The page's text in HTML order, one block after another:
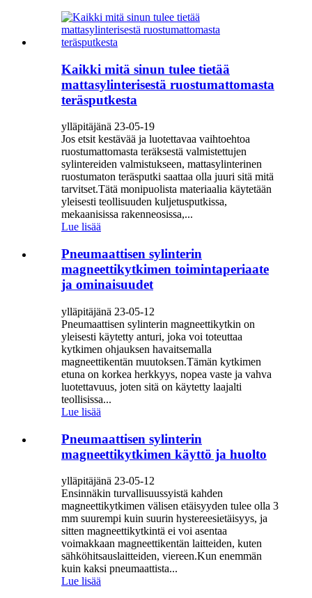
Kaikki mitä sinun tulee tietää
mattasylinterisestä ruostumattomasta
teräsputkesta
ylläpitäjänä 23-05-19
Jos etsit kestävää ja luotettavaa vaihtoehtoa
ruostumattomasta teräksestä valmistettujen
sylintereiden valmistukseen, mattasylinterinen
ruostumaton teräsputki saattaa olla juuri sitä mitä
tarvitset.Tätä monipuolista materiaalia käytetään
yleisesti teollisuuden kuljetusputkissa,
mekaanisissa rakenneosissa,...
Lue lisää
Pneumaattisen sylinterin
magneettikytkimen toimintaperiaate
ja ominaisuudet
ylläpitäjänä 23-05-12
Pneumaattisen sylinterin magneettikytkin on
yleisesti käytetty anturi, joka voi toteuttaa
kytkimen ohjauksen havaitsemalla
magneettikentän muutoksen.Tämän kytkimen
etuna on korkea herkkyys, nopea vaste ja vahva
luotettavuus, joten sitä on käytetty laajalti
teollisissa...
Lue lisää
Pneumaattisen sylinterin
magneettikytkimen käyttö ja huolto
ylläpitäjänä 23-05-12
Ensinnäkin turvallisuussyistä kahden
magneettikytkimen välisen etäisyyden tulee olla 3
mm suurempi kuin suurin hystereesietäisyys, ja
sitten magneettikytkintä ei voi asentaa
voimakkaan magneettikentän laitteiden, kuten
sähköhitsauslaitteiden, viereen.Kun enemmän
kuin kaksi pneumaattista...
Lue lisää